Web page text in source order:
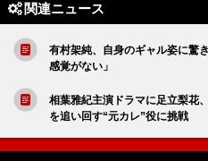
関連ニュース
有村架純、自身のギャル姿に驚
感覚がない」
相葉雅紀主演ドラマに足立梨
を追い回す“元カレ”役に挑戦